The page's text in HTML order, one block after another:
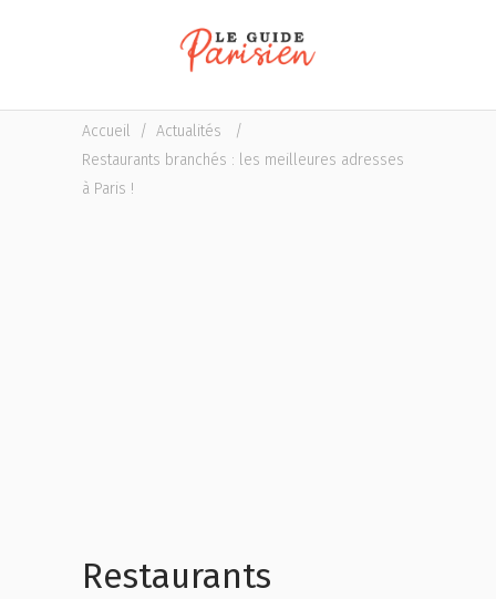
Accueil / Actualités
/
Restaurants branchés : les meilleures adresses
à Paris !
Restaurants